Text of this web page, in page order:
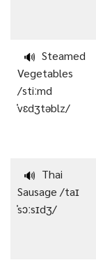
🔊 Steamed
Vegetables
/stiːmd
ˈvɛdʒtəblz/
🔊 Thai
Sausage /taɪ
ˈsɔːsɪdʒ/